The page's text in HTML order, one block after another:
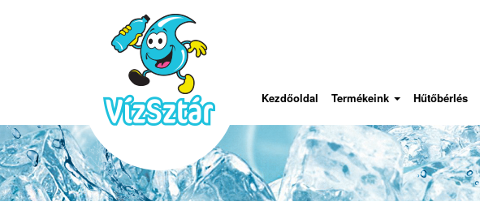
Kezdőoldal Termékeink Hűtőbérlés